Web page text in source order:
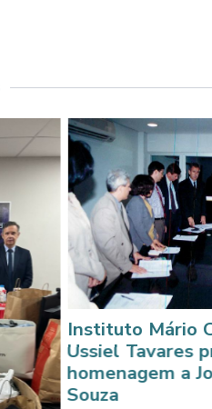
Mário Cardi
Tavares prestam
a Joarez